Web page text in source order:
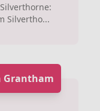
Silvertho...
Grantham